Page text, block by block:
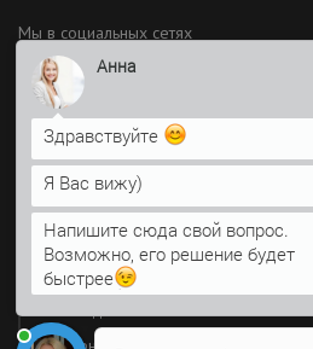
Мы в социальных сетях
Время работы
Работаем без обеда и выходных
Анна
Здравствуйте
Я Вас вижу)
Напишите сюда свой вопрос.
Возможно, его решение будет
быстрее